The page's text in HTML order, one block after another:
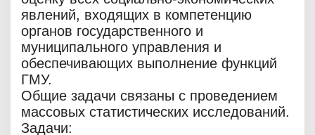
явлений, входящих в компетенцию
органов государственного и
муниципального управления и
обеспечивающих выполнение функций
ГМУ.
Общие задачи связаны с проведением
массовых статистических исследований.
Задачи: